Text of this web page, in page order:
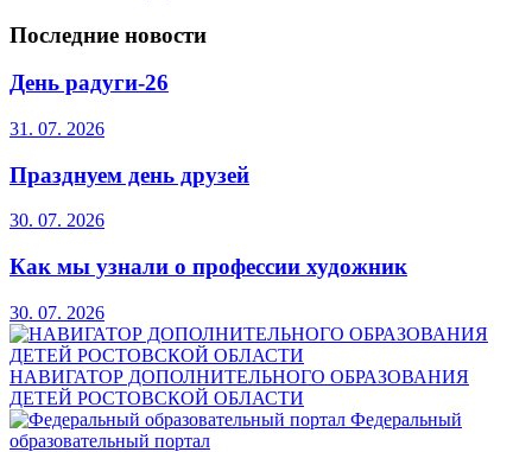
Последние новости
День радуги-26
31. 07. 2026
Празднуем день друзей
30. 07. 2026
Как мы узнали о профессии художник
30. 07. 2026
НАВИГАТОР ДОПОЛНИТЕЛЬНОГО ОБРАЗОВАНИЯ
ДЕТЕЙ РОСТОВСКОЙ ОБЛАСТИ
Федеральный
образовательный портал